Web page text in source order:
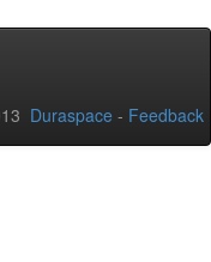
Duraspace - Feedback